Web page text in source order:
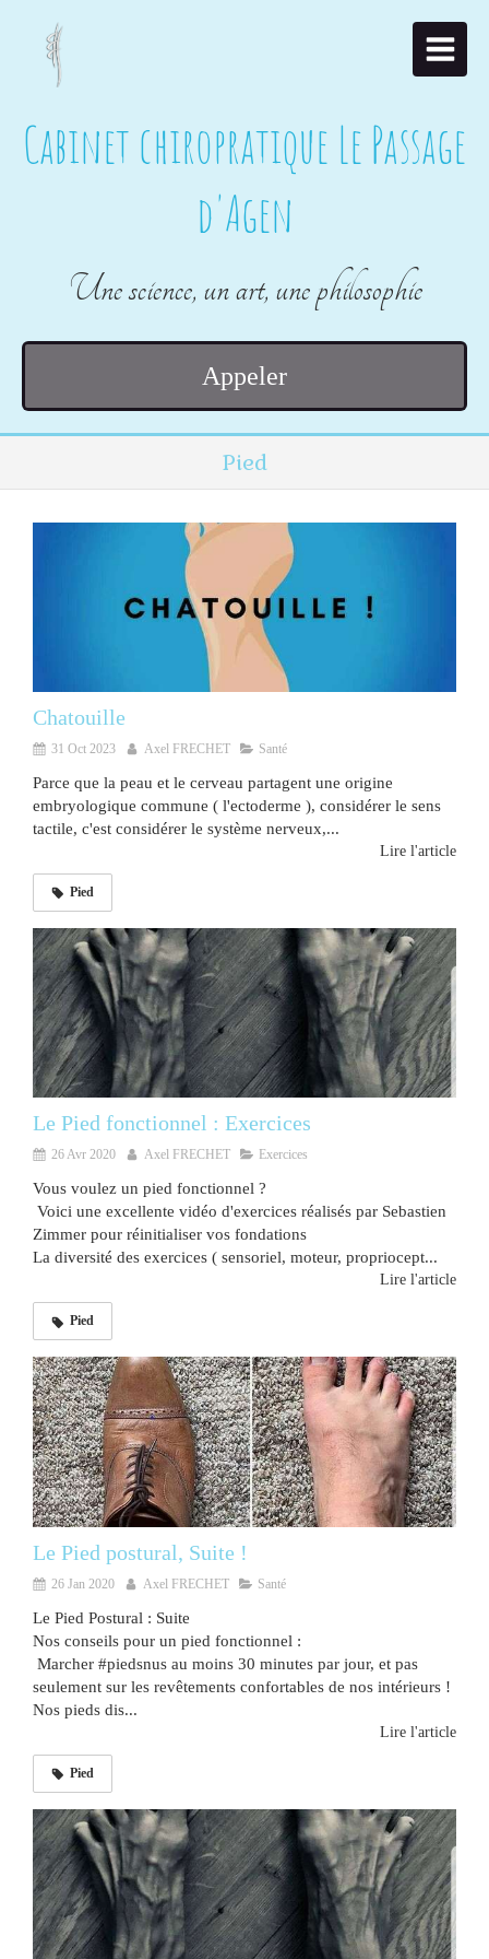
Cabinet chiropratique Le Passage
d'Agen
Une science, un art, une philosophie
Appeler
Pied
Chatouille
31 Oct 2023 Axel FRECHET Santé
Parce que la peau et le cerveau partagent une origine
embryologique commune ( l'ectoderme ), considérer le sens
tactile, c'est considérer le système nerveux,...
Lire l'article
Pied
Le Pied fonctionnel : Exercices
26 Avr 2020 Axel FRECHET Exercices
Vous voulez un pied fonctionnel ?
Voici une excellente vidéo d'exercices réalisés par Sebastien
Zimmer pour réinitialiser vos fondations
La diversité des exercices ( sensoriel, moteur, propriocept...
Lire l'article
Pied
Le Pied postural, Suite !
26 Jan 2020 Axel FRECHET Santé
Le Pied Postural : Suite
Nos conseils pour un pied fonctionnel :
Marcher #piedsnus au moins 30 minutes par jour, et pas
seulement sur les revêtements confortables de nos intérieurs !
Nos pieds dis...
Lire l'article
Pied